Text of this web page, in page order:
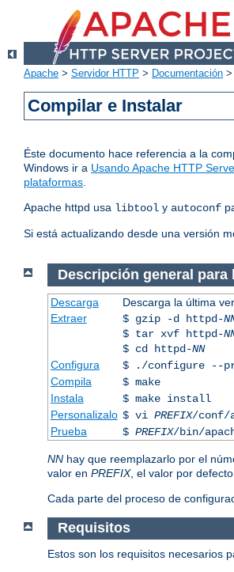
Apache > Servidor HTTP > Documentación >
Compilar e Instalar
Éste documento hace referencia a la
Windows ir a Usando Apache HTTP
plataformas.
Apache httpd usa libtool y autoconf
Si está actualizando desde una versión
Descripción general para
Descarga Descarga la última
Extraer
$ gzip -d httpd-
$ tar xvf httpd-
$ cd httpd-NN
Configura
$ ./configure --
Compila
$ make
Instala
$ make install
Personalizalo $ vi PREFIX/conf/
Prueba
$ PREFIX/bin/
NN hay que reemplazarlo por el
valor en PREFIX, el valor por
Cada parte del proceso de
Requisitos
Estos son los requisitos necesarios